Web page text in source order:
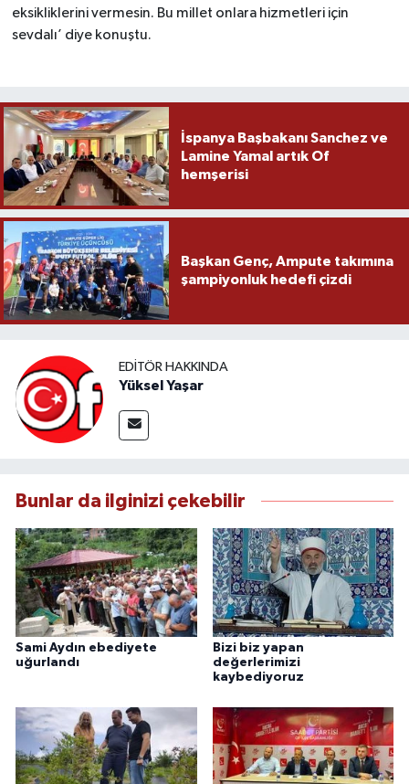
eksikliklerini vermesin. Bu millet onlara hizmetleri için
sevdalı’ diye konuştu.
İspanya Başbakanı Sanchez ve
Lamine Yamal artık Of
hemşerisi
Başkan Genç, Ampute takımına
şampiyonluk hedefi çizdi
EDITÖR HAKKINDA
Yüksel Yaşar
Bunlar da ilginizi çekebilir
Sami Aydın ebediyete
uğurlandı
Bizi biz yapan
değerlerimizi
kaybediyoruz